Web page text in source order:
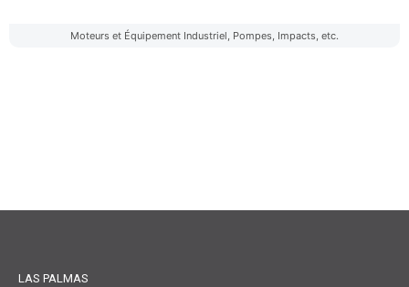
Moteurs et Équipement Industriel, Pompes, Impacts, etc.
LAS PALMAS